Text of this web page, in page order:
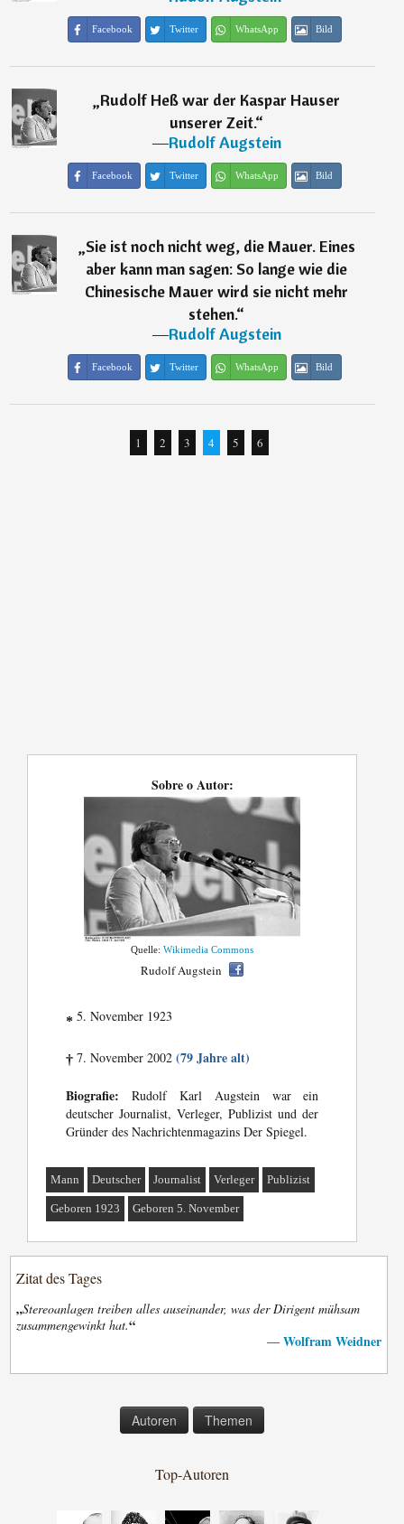
Facebook Twitter WhatsApp Bild
„Rudolf Heß war der Kaspar Hauser
unserer Zeit.“
―Rudolf Augstein
Facebook Twitter WhatsApp Bild
„Sie ist noch nicht weg, die Mauer. Eines
aber kann man sagen: So lange wie die
Chinesische Mauer wird sie nicht mehr
stehen.“
―Rudolf Augstein
Facebook Twitter WhatsApp Bild
1 2 3 4 5 6
Sobre o Autor:
Quelle:Wikimedia Commons
Rudolf Augstein
* 5. November 1923
† 7. November 2002(79 Jahre alt)
Biografie: Rudolf Karl Augstein war ein
deutscher Journalist, Verleger, Publizist und der
Gründer des Nachrichtenmagazins Der Spiegel.
Mann Deutscher Journalist Verleger Publizist
Geboren 1923 Geboren 5. November
Zitat des Tages
„Stereoanlagen treiben alles auseinander, was der Dirigent mühsam
zusammengewinkt hat.“
— Wolfram Weidner
Autoren Themen
Top-Autoren